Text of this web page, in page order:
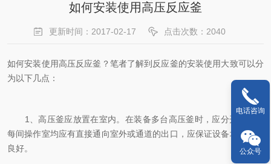
如何安装使用高压反应釜
更新时间：2017-02-17 点击次数：2040
如何安装使用高压反应釜？笔者了解到反应釜的安装使用大致可以分
为以下几点：
1、高压釜应放置在室内。在装备多台高压釜时，应分开放置。
每间操作室均应有直接通向室外或通道的出口，应保证设备地点通风
良好。
电话咨询
公众号